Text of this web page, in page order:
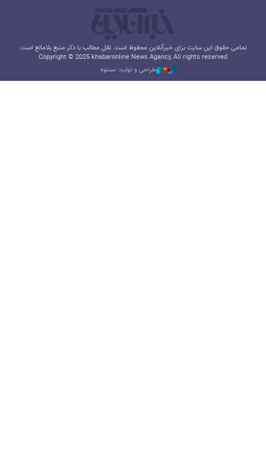
تمامی حقوق این سایت برای خبرآنلاین محفوظ است. نقل مطالب با ذکر منبع بلامانع است.
Copyright © 2025 khabaronline News Agancy, All rights reserved
طراحی و تولید: نستوه